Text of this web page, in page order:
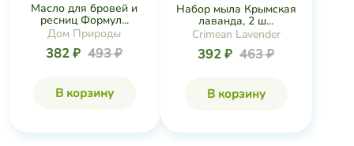
Масло для бровей и
ресниц Формул...
Дом Природы
382 ₽ 493 ₽
В корзину
Набор мыла Крымская
лаванда, 2 ш...
Crimean Lavender
392 ₽ 463 ₽
В корзину